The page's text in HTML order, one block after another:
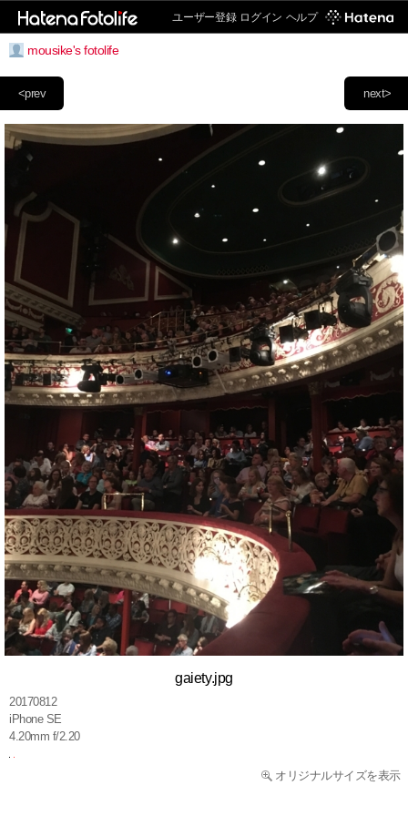
ユーザー登録 ログイン ヘルプ
mousike's fotolife
next>
<prev
gaiety.jpg
20170812
iPhone SE
4.20mm f/2.20
オリジナルサイズを表示